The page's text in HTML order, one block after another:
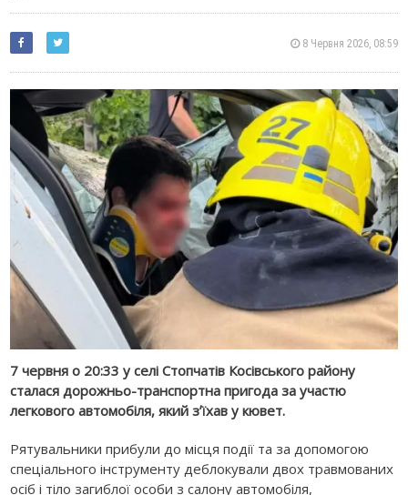
8 Червня 2026, 08:59
7 червня о 20:33 у селі Стопчатів Косівського району
сталася дорожньо-транспортна пригода за участю
легкового автомобіля, який зʼїхав у кювет.
Рятувальники прибули до місця події та за допомогою
спеціального інструменту деблокували двох травмованих
осіб і тіло загиблої особи з салону автомобіля,